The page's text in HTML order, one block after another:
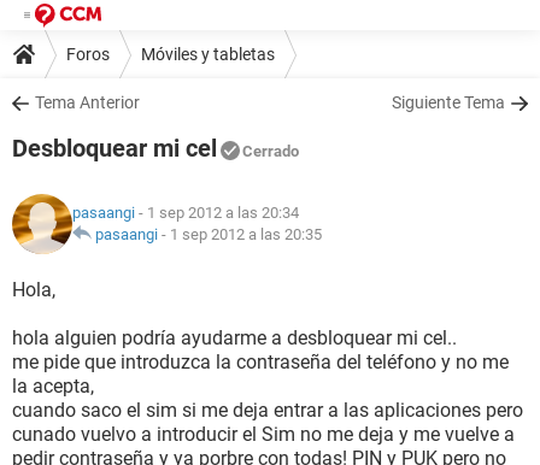
Foros Móviles y tabletas
Tema Anterior Siguiente Tema
Desbloquear mi cel Cerrado
pasaangi - 1 sep 2012 a las 20:34
pasaangi - 1 sep 2012 a las 20:35
Hola,
hola alguien podría ayudarme a desbloquear mi cel..
me pide que introduzca la contraseña del teléfono y no me
la acepta,
cuando saco el sim si me deja entrar a las aplicaciones pero
cunado vuelvo a introducir el Sim no me deja y me vuelve a
pedir contraseña y ya porbre con todas! PIN y PUK pero no